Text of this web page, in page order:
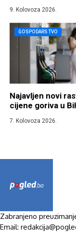
9. Kolovoza 2026.
GOSPODARSTVO
Najavljen novi
cijene goriva u
7. Kolovoza 2026.
Zabranjeno
Email: